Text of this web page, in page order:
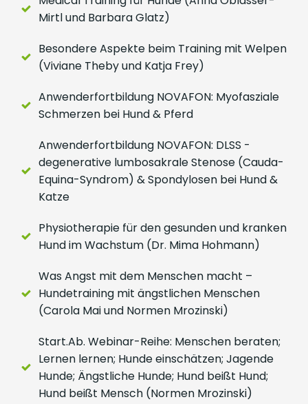
Mirtl und Barbara Glatz)
Besondere Aspekte beim Training mit Welpen
(Viviane Theby und Katja Frey)
Anwenderfortbildung NOVAFON: Myofasziale
Schmerzen bei Hund & Pferd
Anwenderfortbildung NOVAFON: DLSS -
degenerative lumbosakrale Stenose (Cauda-
Equina-Syndrom) & Spondylosen bei Hund &
Katze
Physiotherapie für den gesunden und kranken
Hund im Wachstum (Dr. Mima Hohmann)
Was Angst mit dem Menschen macht –
Hundetraining mit ängstlichen Menschen
(Carola Mai und Normen Mrozinski)
Start.Ab. Webinar-Reihe: Menschen beraten;
Lernen lernen; Hunde einschätzen; Jagende
Hunde; Ängstliche Hunde; Hund beißt Hund;
Hund beißt Mensch (Normen Mrozinski)